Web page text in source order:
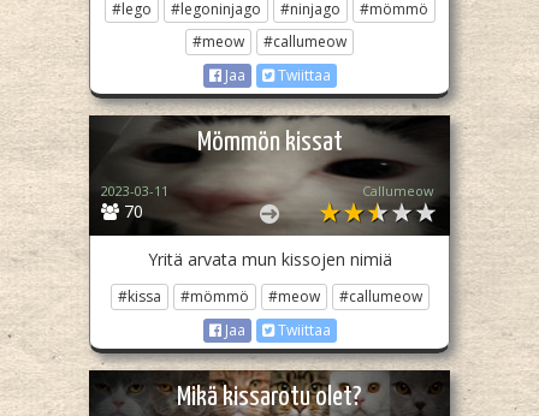
#lego #legoninjago #ninjago
#mömmö
#meow
#callumeow
Jaa
Twiittaa
Mömmön kissat
70
2023-03-11 Callumeow
Yritä arvata mun kissojen nimiä
#kissa #mömmö #meow
#callumeow
Jaa
Twiittaa
Mikä kissarotu olet?